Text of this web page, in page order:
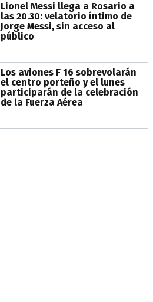
Lionel Messi llega a Rosario a
las 20.30: velatorio íntimo de
Jorge Messi, sin acceso al
público
Los aviones F 16 sobrevolarán
el centro porteño y el lunes
participarán de la celebración
de la Fuerza Aérea